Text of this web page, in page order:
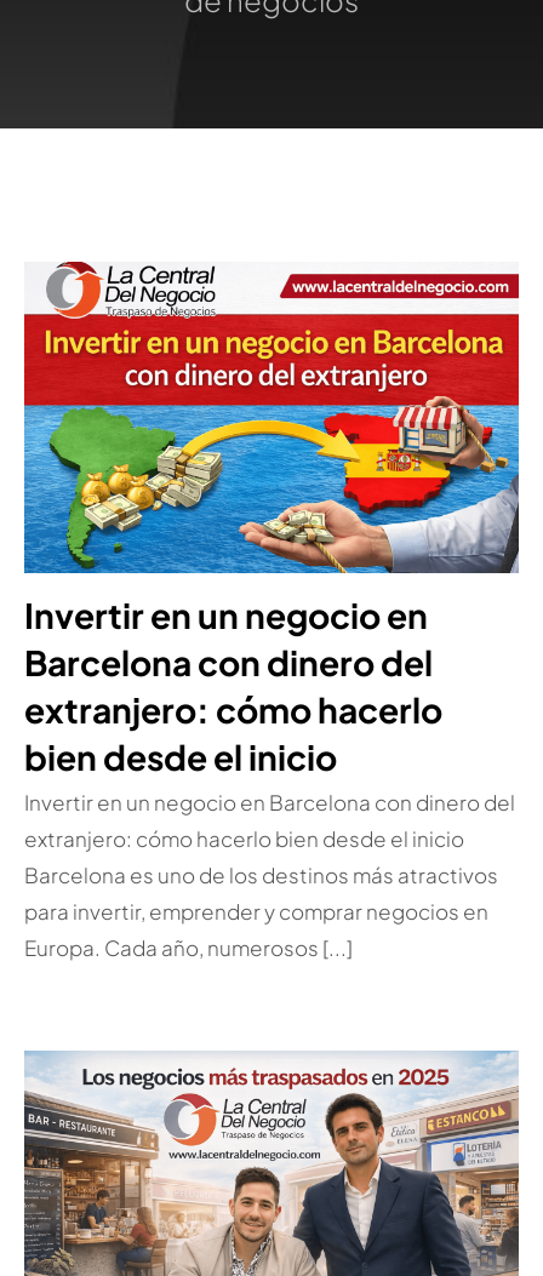
Invertir en un negocio en
Barcelona con dinero del
extranjero: cómo hacerlo
bien desde el inicio
Invertir en un negocio en Barcelona con dinero del
extranjero: cómo hacerlo bien desde el inicio
Barcelona es uno de los destinos más atractivos
para invertir, emprender y comprar negocios en
Europa. Cada año, numerosos [...]